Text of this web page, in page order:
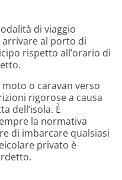
di viaggio
arrivare al porto di
rispetto all’orario di
o caravan verso
rigorose a causa
dell’isola. È
la normativa
di imbarcare qualsiasi
privato è